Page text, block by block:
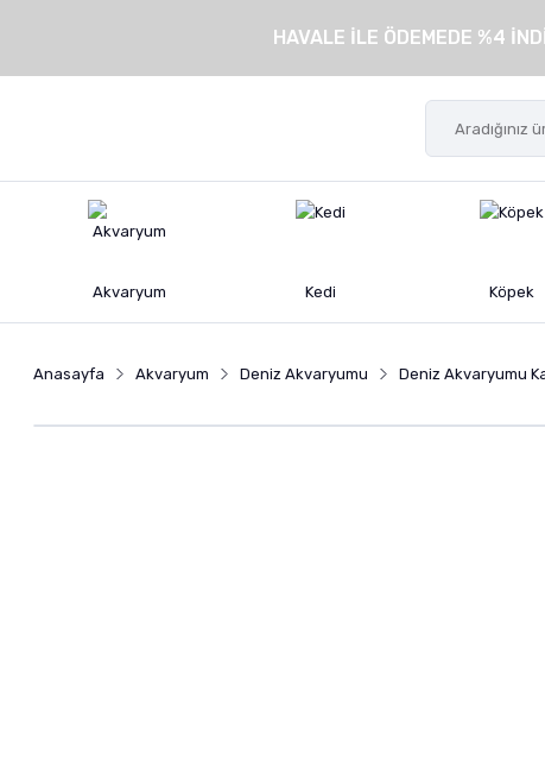
HAVALE İLE ÖDEMEDE %4
Akvaryum Kedi Köpek
Anasayfa Akvaryum Deniz Akvaryumu Deniz Akvaryumu